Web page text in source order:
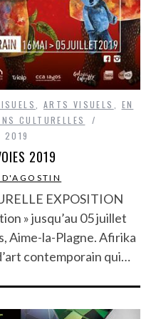
ARTS VISUELS
EN
CULTURELLES
2019
2019
EXPOSITION
» jusqu’au 05 juillet
Aime-la-Plagne. Afirika
contemporain qui…